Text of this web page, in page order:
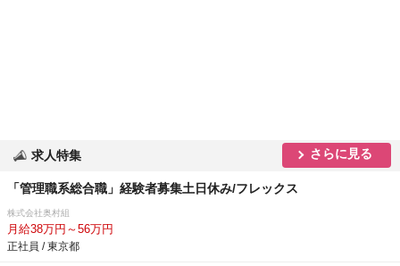
求人特集 さらに見る
「管理職系総合職」経験者募集土日休み/フレックス
株式会社奥村組
月給38万円～56万円
正社員 / 東京都